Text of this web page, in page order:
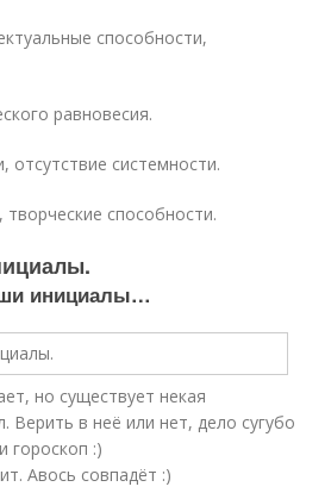
способности,
равновесия.
системности.
творческие способности.
инициалы…
но существует некая
Верить в неё или нет, дело сугубо
гороскоп :)
Авось совпадёт :)